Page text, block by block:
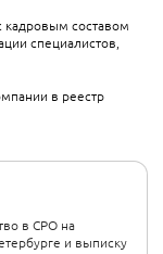
в СРО на
и выписку
составом
специалистов,
в реестр